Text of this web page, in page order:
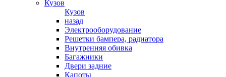
Кузов
Кузов
назад
Электрооборудование
Решетки бампера, радиатора
Внутренняя обивка
Багажники
Двери задние
Капоты